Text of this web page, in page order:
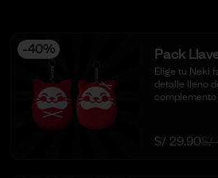
-40% Pack
Elige tu Neki
detalle lleno
*Foto
S/ 29.90S/